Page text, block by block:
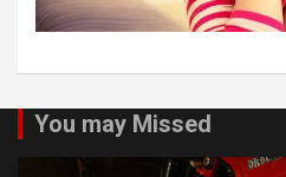
You may Missed